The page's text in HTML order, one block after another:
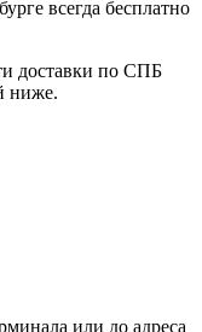
всегда бесплатно
доставки по СПБ
ниже.
или до адреса